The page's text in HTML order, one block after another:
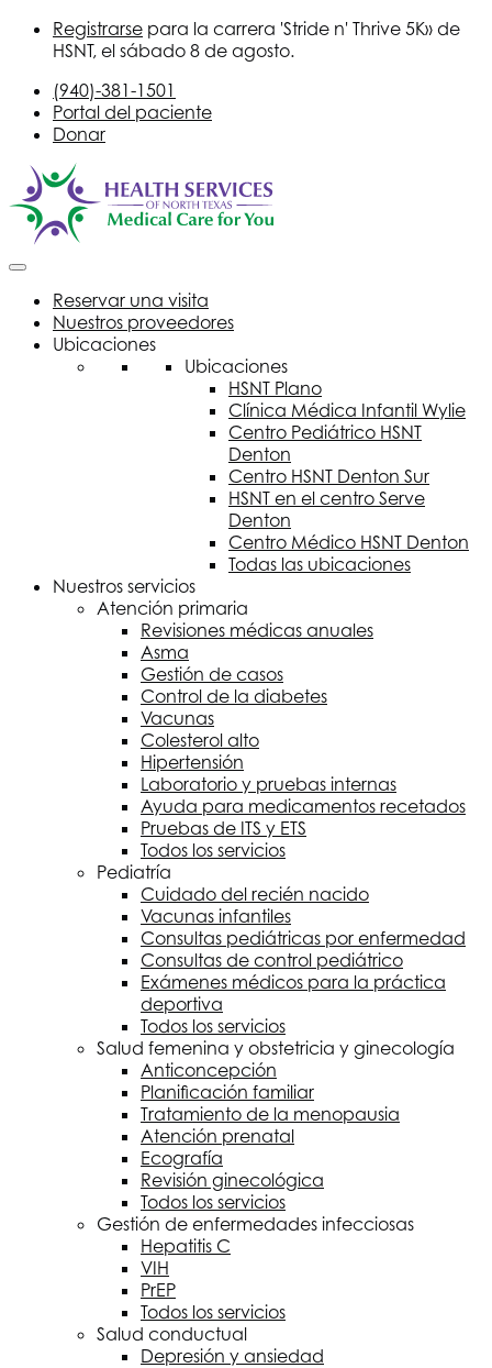
Registrarse para la carrera 'Stride n' Thrive 5K» de
HSNT, el sábado 8 de agosto.
(940)-381-1501
Portal del paciente
Donar
Reservar una visita
Nuestros proveedores
Ubicaciones
Ubicaciones
HSNT Plano
Clínica Médica Infantil Wylie
Centro Pediátrico HSNT
Denton
Centro HSNT Denton Sur
HSNT en el centro Serve
Denton
Centro Médico HSNT Denton
Todas las ubicaciones
Nuestros servicios
Atención primaria
Revisiones médicas anuales
Asma
Gestión de casos
Control de la diabetes
Vacunas
Colesterol alto
Hipertensión
Laboratorio y pruebas internas
Ayuda para medicamentos recetados
Pruebas de ITS y ETS
Todos los servicios
Pediatría
Cuidado del recién nacido
Vacunas infantiles
Consultas pediátricas por enfermedad
Consultas de control pediátrico
Exámenes médicos para la práctica
deportiva
Todos los servicios
Salud femenina y obstetricia y ginecología
Anticoncepción
Planificación familiar
Tratamiento de la menopausia
Atención prenatal
Ecografía
Revisión ginecológica
Todos los servicios
Gestión de enfermedades infecciosas
Hepatitis C
VIH
PrEP
Todos los servicios
Salud conductual
Depresión y ansiedad